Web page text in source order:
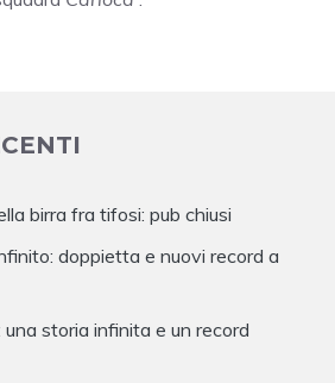
birra fra tifosi: pub chiusi
doppietta e nuovi record a
una storia infinita e un record